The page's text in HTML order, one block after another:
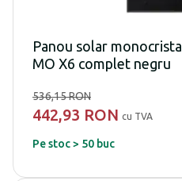
Panou solar
MO X6 complet negru
536,15 RON
442,93 RON cu TVA
Pe stoc > 50 buc